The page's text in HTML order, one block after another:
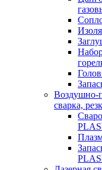
Воздушно-
сварка,